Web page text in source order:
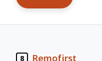
8 Remofirst